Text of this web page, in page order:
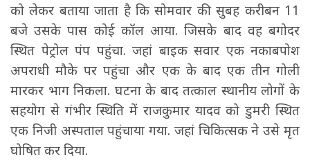
को लेकर बताया जाता है कि सोमवार की सुबह करीबन 11
बजे उसके पास कोई कॉल आया. जिसके बाद वह बगोदर
स्थित पेट्रोल पंप पहुंचा. जहां बाइक सवार एक नकाबपोश
अपराधी मौके पर पहुंचा और एक के बाद एक तीन गोली
मारकर भाग निकला. घटना के बाद तत्काल स्थानीय लोगों के
सहयोग से गंभीर स्थिति में राजकुमार यादव को डुमरी स्थित
एक निजी अस्पताल पहुंचाया गया. जहां चिकित्सक ने उसे मृत
घोषित कर दिया.